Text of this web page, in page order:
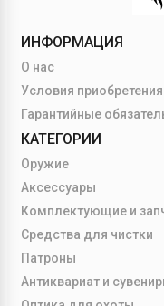
ИНФОРМАЦИЯ
О нас
Условия
Гарантийные
КАТЕГОРИИ
Оружие
Аксессуары
Комплектующие и
Средства для чистки
Патроны
Антиквариат и